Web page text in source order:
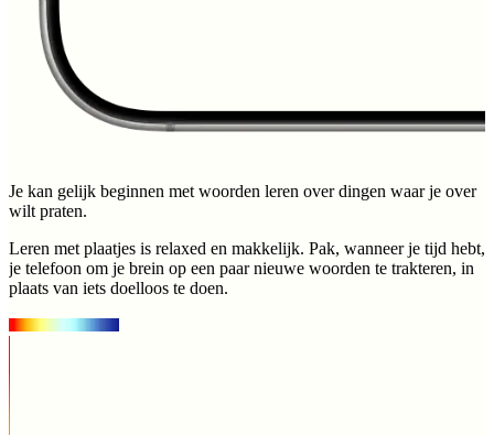
Je kan gelijk beginnen met woorden leren over dingen waar je over
wilt praten.
Leren met plaatjes is relaxed en makkelijk. Pak, wanneer je tijd hebt,
je telefoon om je brein op een paar nieuwe woorden te trakteren, in
plaats van iets doelloos te doen.